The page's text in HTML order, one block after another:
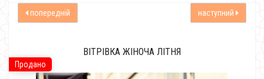
попередній наступний
Продано
ВІТРІВКА ЖІНОЧА ЛІТНЯ